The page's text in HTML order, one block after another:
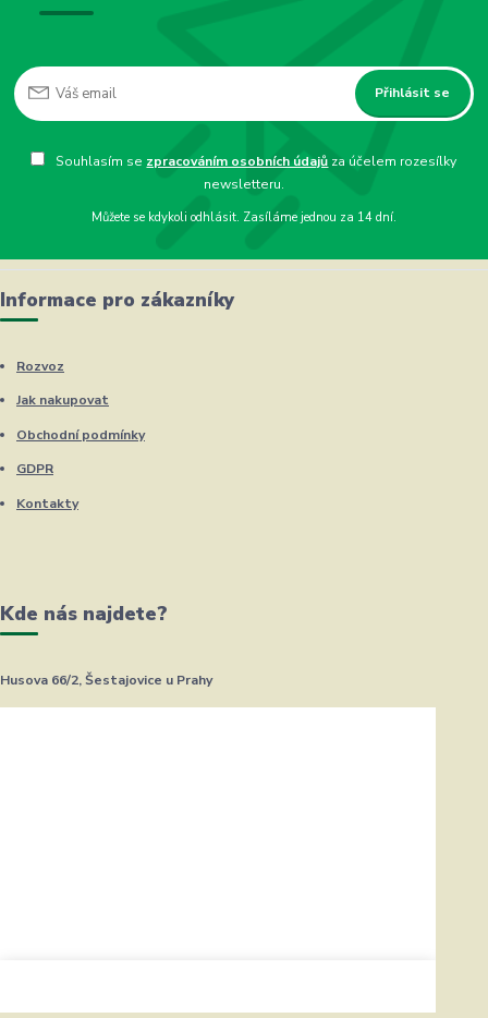
Přihlásit se
Souhlasím se zpracováním osobních údajů za účelem rozesílky
newsletteru.
Můžete se kdykoli odhlásit. Zasíláme jednou za 14 dní.
Informace pro zákazníky
Rozvoz
Jak nakupovat
Obchodní podmínky
GDPR
Kontakty
Kde nás najdete?
Husova 66/2, Šestajovice u Prahy